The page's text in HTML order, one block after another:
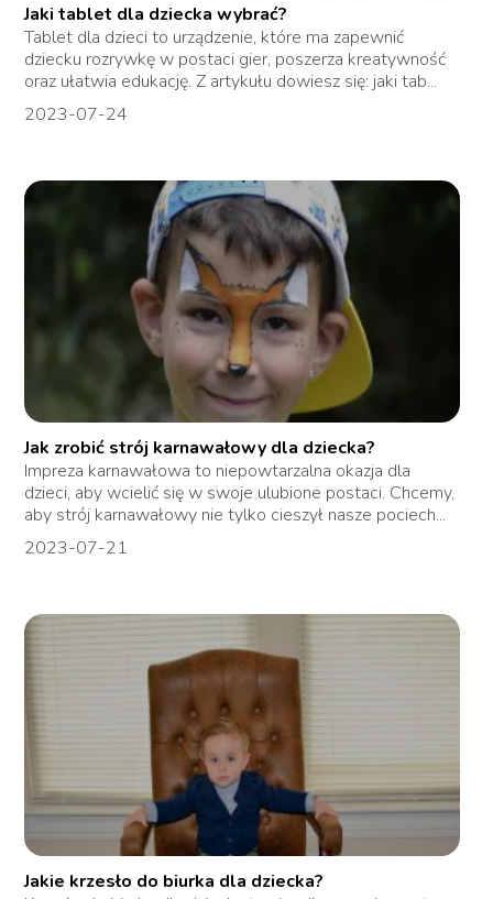
Jaki tablet dla dziecka wybrać?
Tablet dla dzieci to urządzenie, które ma zapewnić
dziecku rozrywkę w postaci gier, poszerza kreatywność
oraz ułatwia edukację. Z artykułu dowiesz się: jaki tab...
2023-07-24
Jak zrobić strój karnawałowy dla dziecka?
Impreza karnawałowa to niepowtarzalna okazja dla
dzieci, aby wcielić się w swoje ulubione postaci. Chcemy,
aby strój karnawałowy nie tylko cieszył nasze pociech...
2023-07-21
Jakie krzesło do biurka dla dziecka?